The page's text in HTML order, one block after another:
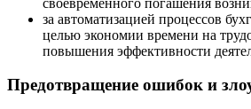
за автоматизацией процессов
целью экономии времени на
повышения эффективности
Предотвращение ошибок и